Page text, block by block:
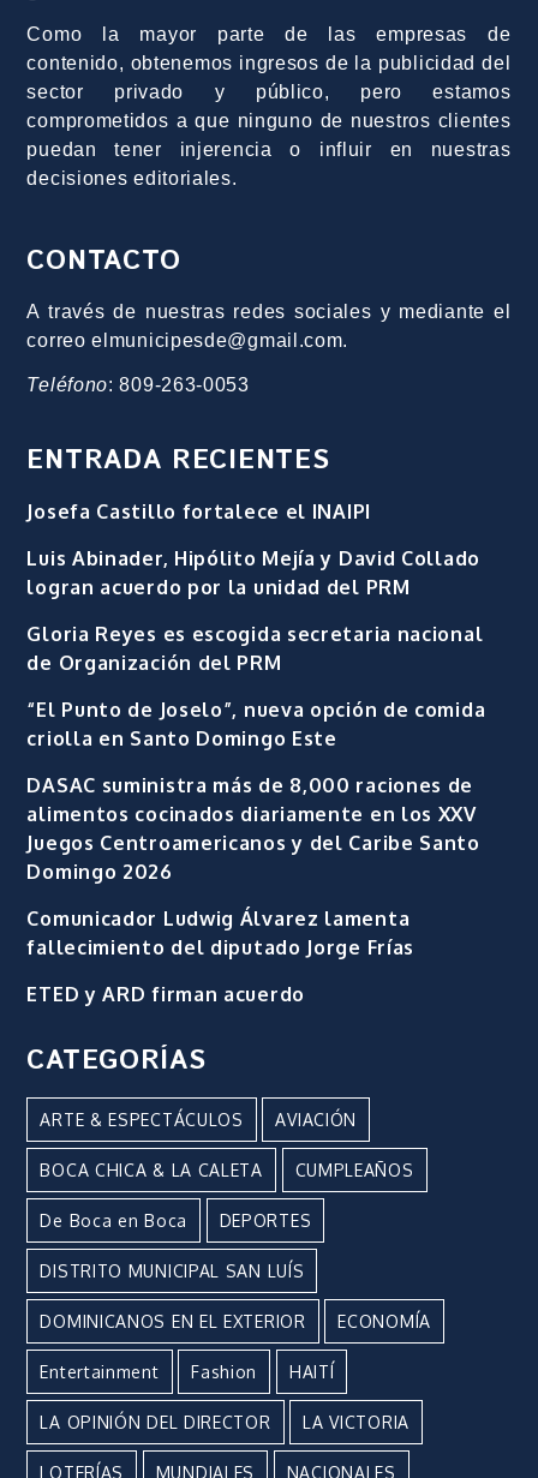
Como la mayor parte de las empresas de
contenido, obtenemos ingresos de la publicidad del
sector privado y público, pero estamos
comprometidos a que ninguno de nuestros clientes
puedan tener injerencia o influir en nuestras
decisiones editoriales.
CONTACTO
A través de nuestras redes sociales y mediante el
correo elmunicipesde@gmail.com.
Teléfono: 809-263-0053
ENTRADA RECIENTES
Josefa Castillo fortalece el INAIPI
Luis Abinader, Hipólito Mejía y David Collado
logran acuerdo por la unidad del PRM
Gloria Reyes es escogida secretaria nacional
de Organización del PRM
“El Punto de Joselo”, nueva opción de comida
criolla en Santo Domingo Este
DASAC suministra más de 8,000 raciones de
alimentos cocinados diariamente en los XXV
Juegos Centroamericanos y del Caribe Santo
Domingo 2026
Comunicador Ludwig Álvarez lamenta
fallecimiento del diputado Jorge Frías
ETED y ARD firman acuerdo
CATEGORÍAS
ARTE & ESPECTÁCULOS AVIACIÓN
BOCA CHICA & LA CALETA CUMPLEAÑOS
De Boca en Boca DEPORTES
DISTRITO MUNICIPAL SAN LUÍS
DOMINICANOS EN EL EXTERIOR ECONOMÍA
Entertainment Fashion HAITÍ
LA OPINIÓN DEL DIRECTOR LA VICTORIA
LOTERÍAS MUNDIALES NACIONALES